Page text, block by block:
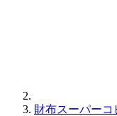
財布スーパーコ